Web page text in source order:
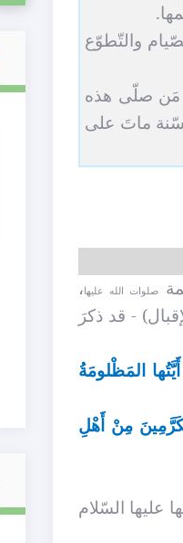
والتّطوّع
مَن صلّى هذه
ماتَ على
صلوات الله عليها،
- قد ذكرَ
المَظْلومَةُ
مِنْ أَهْلِ
عليها السّلام
المحمّدِيّةُ في فكرِ
الإمام الخمينيّ
العـدد التاسع و الثلاثون
من مجلة شعائر